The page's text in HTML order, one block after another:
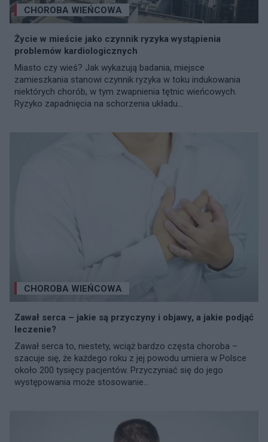
CHOROBA WIEŃCOWA
Życie w mieście jako czynnik ryzyka wystąpienia
problemów kardiologicznych
Miasto czy wieś? Jak wykazują badania, miejsce
zamieszkania stanowi czynnik ryzyka w toku indukowania
niektórych chorób, w tym zwapnienia tętnic wieńcowych.
Ryzyko zapadnięcia na schorzenia układu...
CHOROBA WIEŃCOWA
Zawał serca – jakie są przyczyny i objawy, a jakie podjąć
leczenie?
Zawał serca to, niestety, wciąż bardzo częsta choroba –
szacuje się, że każdego roku z jej powodu umiera w Polsce
około 200 tysięcy pacjentów. Przyczyniać się do jego
występowania może stosowanie...